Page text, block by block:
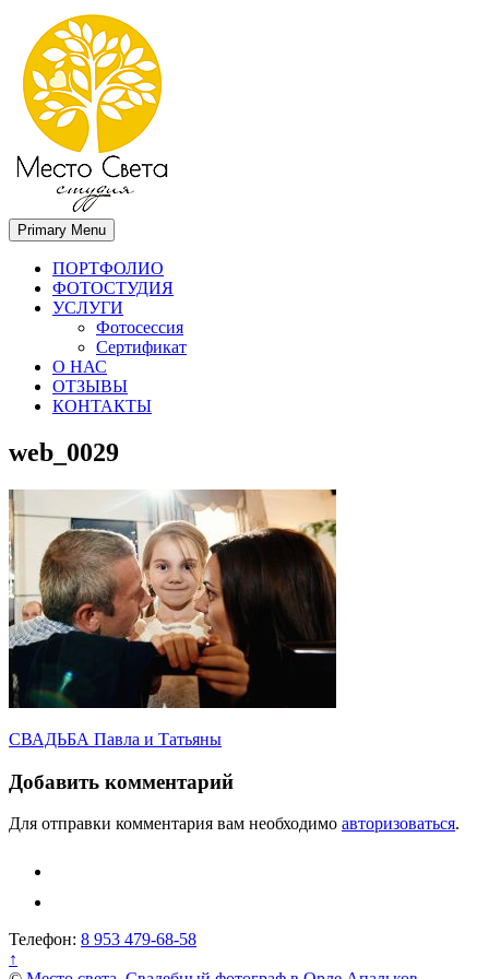
Место света. Свадебный фотограф в Орле Апальков Вячеслав
Свадебный фотограф в Орле
Primary Menu
ПОРТФОЛИО
ФОТОСТУДИЯ
УСЛУГИ
Фотосессия
Сертификат
О НАС
ОТЗЫВЫ
КОНТАКТЫ
web_0029
Навигация
по
записям
СВАДЬБА Павла и Татьяны
Добавить комментарий
Для отправки комментария вам необходимо авторизоваться.
Телефон: 8 953 479-68-58
↑